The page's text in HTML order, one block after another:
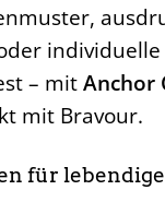
individuelle
– mitAnchor
mit Bravour.
für